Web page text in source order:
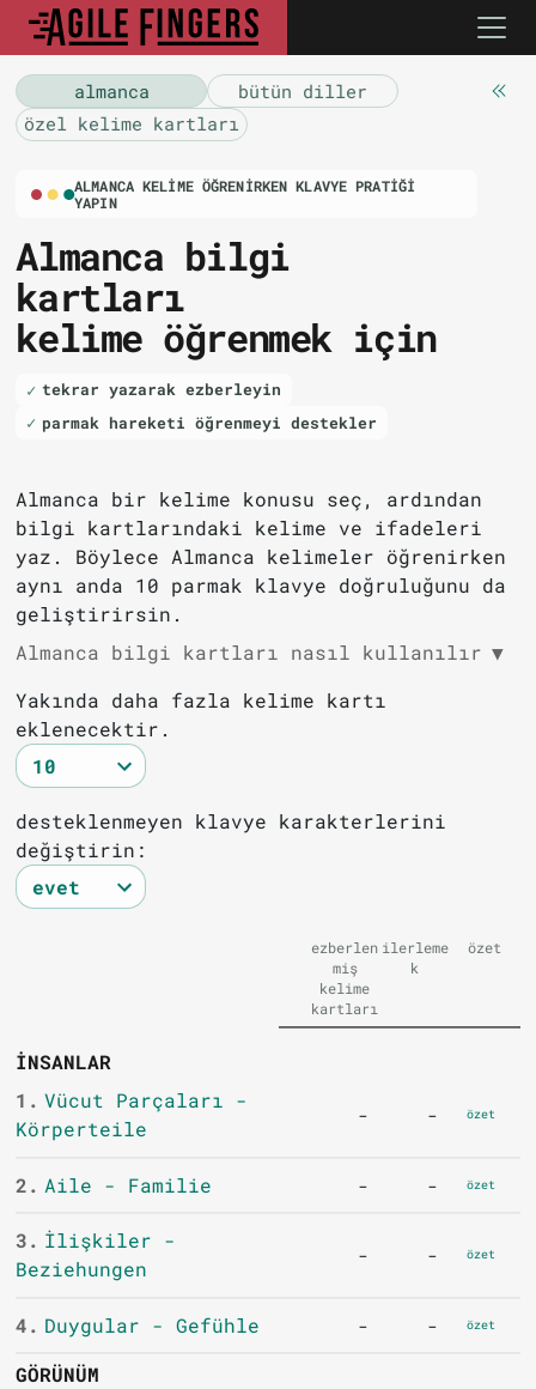
almanca
bütün diller
özel kelime kartları
ALMANCA KELIME ÖĞRENIRKEN KLAVYE PRATIĞI
YAPIN
Almanca bilgi
kartları
kelime öğrenmek için
tekrar yazarak ezberleyin
parmak hareketi öğrenmeyi destekler
Almanca bir kelime konusu seç, ardından
bilgi kartlarındaki kelime ve ifadeleri
yaz. Böylece Almanca kelimeler öğrenirken
aynı anda 10 parmak klavye doğruluğunu da
geliştirirsin.
Almanca bilgi kartları nasıl kullanılır ▼
Yakında daha fazla kelime kartı
eklenecektir.
desteklenmeyen klavye karakterlerini
değiştirin:
ezberlen
miş
kelime
kartları
ilerleme
k
özet
İNSANLAR
1. Vücut Parçaları -
Körperteile
- - özet
2. Aile - Familie - - özet
3. İlişkiler -
Beziehungen
- - özet
4. Duygular - Gefühle - - özet
GÖRÜNÜM